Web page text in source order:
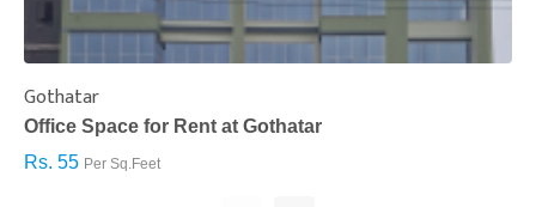
Gothatar
Office Space for Rent at Gothatar
Rs. 55 Per Sq.Feet